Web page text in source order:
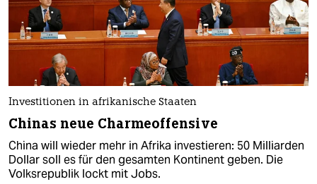
Investitionen in afrikanische Staaten
Chinas neue Charme­offensive
China will wieder mehr in Afrika investieren: 50 Milliarden
Dollar soll es für den gesamten Kontinent geben. Die
Volksrepublik lockt mit Jobs.